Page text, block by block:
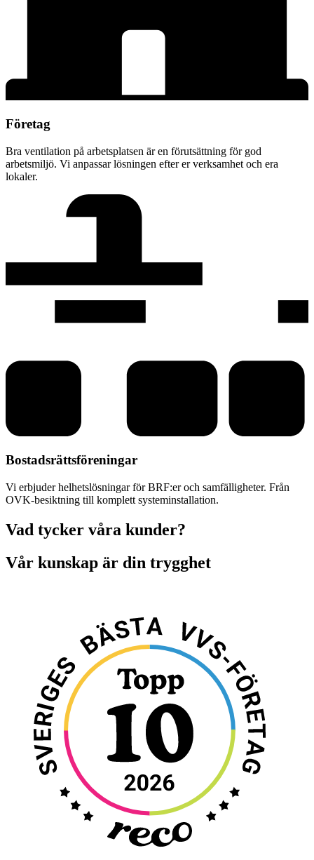
Företag
Bra ventilation på arbetsplatsen är en förutsättning för god
arbetsmiljö. Vi anpassar lösningen efter er verksamhet och era
lokaler.
Bostadsrättsföreningar
Vi erbjuder helhetslösningar för BRF:er och samfälligheter. Från
OVK-besiktning till komplett systeminstallation.
Vad tycker våra kunder?
Vår kunskap är din trygghet